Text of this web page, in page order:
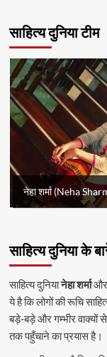
साहित्य दुनिया टीम
नेहा शर्मा (Neha
साहित्य दुनिया के
साहित्य दुनियानेहा शर्माऔर
ये है कि लोगों की रूचि
बड़े-बड़े और गम्भीर
तक पहुँचाने का प्रयास है।